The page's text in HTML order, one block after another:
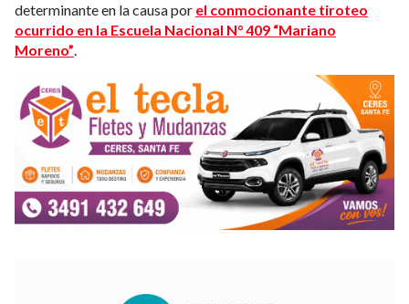
determinante en la causa por el conmocionante tiroteo
ocurrido en la Escuela Nacional N° 409 “Mariano
Moreno”.